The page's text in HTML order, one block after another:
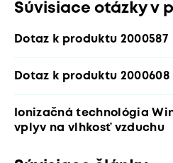
Súvisiace otázky v
Dotaz k produktu 2000587
Dotaz k produktu 2000608
Ionizačná technológia
vplyv na vlhkosť vzduchu